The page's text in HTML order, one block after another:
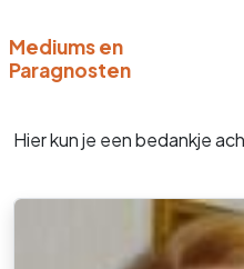
Mediums en
Paragnosten
Hier kun je een bedankje